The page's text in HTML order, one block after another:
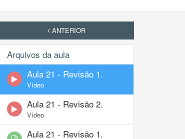
ANTERIOR
Arquivos da aula
Aula 21 - Revisão 1.
Vídeo
Aula 21 - Revisão 2.
Vídeo
Aula 21 - Revisão 1.